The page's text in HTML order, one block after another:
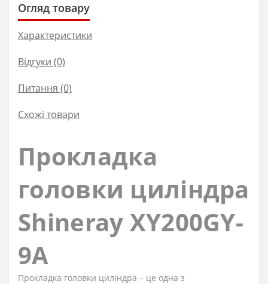
Огляд товару
Характеристики
Відгуки (0)
Питання (0)
Схожі товари
Прокладка
головки циліндра
Shineray XY200GY-
9A
Прокладка головки циліндра – це одна з